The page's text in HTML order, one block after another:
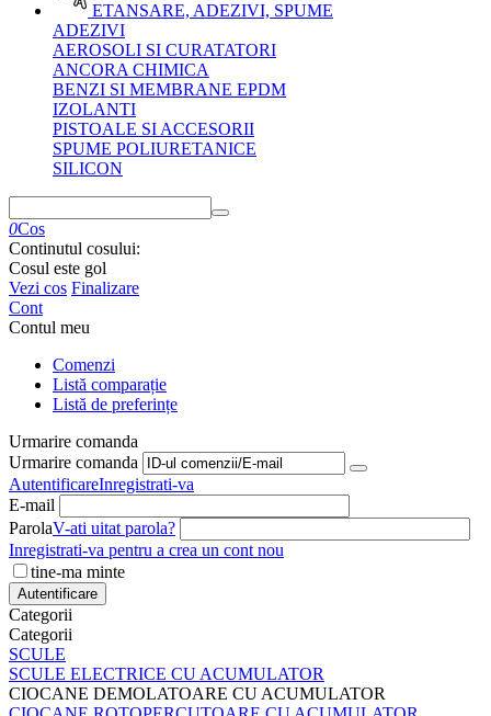
ETANSARE, ADEZIVI, SPUME
ADEZIVI
AEROSOLI SI CURATATORI
ANCORA CHIMICA
BENZI SI MEMBRANE EPDM
IZOLANTI
PISTOALE SI ACCESORII
SPUME POLIURETANICE
SILICON
0Cos
Continutul cosului:
Cosul este gol
Vezi cos Finalizare
Cont
Contul meu
Comenzi
Listă comparație
Listă de preferințe
Urmarire comanda
Urmarire comanda
AutentificareInregistrati-va
E-mail
ParolaV-ati uitat parola?
Inregistrati-va pentru a crea un cont nou
tine-ma minte
Autentificare
Categorii
Categorii
SCULE
SCULE ELECTRICE CU ACUMULATOR
CIOCANE DEMOLATOARE CU ACUMULATOR